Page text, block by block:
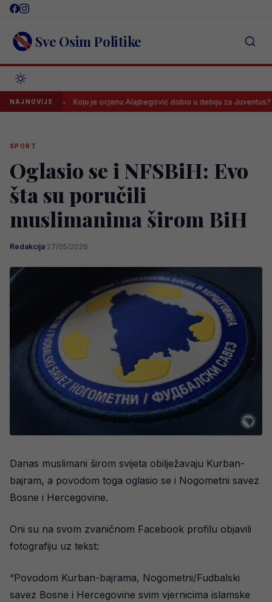
Skip
content Sve Osim Politike
NAJNOVIJEKoju je ocjenu Alajbegović dobio u debiju za Juventus? Veću
SPORT
Oglasio se i NFSBiH: Evo
šta su poručili
muslimanima širom BiH
Redakcija·27/05/2026
Danas muslimani širom svijeta obilježavaju Kurban-
bajram, a povodom toga oglasio se i Nogometni savez
Bosne i Hercegovine.
Oni su na svom zvaničnom Facebook profilu objavili
fotografiju uz tekst:
“Povodom Kurban-bajrama, Nogometni/Fudbalski
savez Bosne i Hercegovine svim vjernicima islamske